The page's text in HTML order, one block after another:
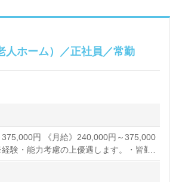
人ホーム）／正社員／常勤
375,000円 《月給》240,000円～375,000
験・能力考慮の上優遇します。・皆勤
精勤手当：～14,000円・教育手当：～
手当：～12,000円・夜勤手当：6,000円